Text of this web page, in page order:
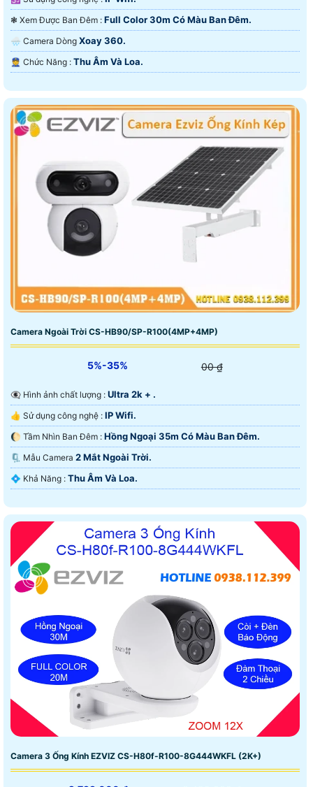
❃ Xem Được Ban Đêm : Full Color 30m Có Màu Ban Ðêm.
🌧️ Camera Dòng Xoay 360.
️👮 Chức Năng : Thu Âm Và Loa.
Camera Ngoài Trời CS-HB90/SP-R100(4MP+4MP)
5%-35% 00 ₫
👁️‍🗨 Hình ảnh chất lượng : Ultra 2k + .
👍 Sử dụng công nghệ : IP Wifi.
🌔 Tầm Nhìn Ban Đêm : Hồng Ngoại 35m Có Màu Ban Ðêm.
🗜️ Mẫu Camera 2 Mắt Ngoài Trời.
️💠 Khả Năng : Thu Âm Và Loa.
Camera 3 Ống Kính EZVIZ CS-H80f-R100-8G444WKFL (2K+)